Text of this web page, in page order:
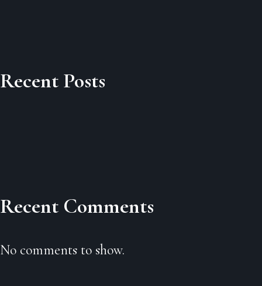
Recent Posts
Recent Comments
No comments to show.